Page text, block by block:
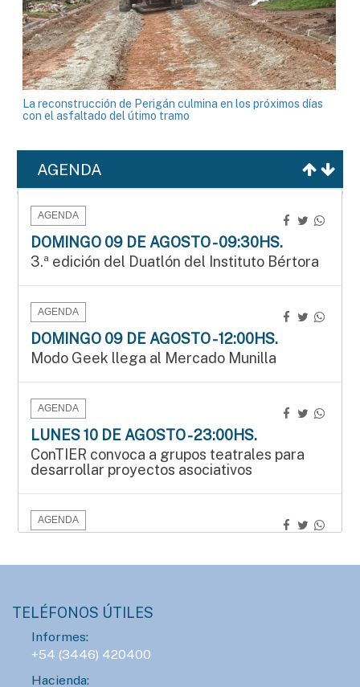
La reconstrucción de Perigán culmina en los próximos días
con el asfaltado del útimo tramo
AGENDA
AGENDA
DOMINGO 09 DE AGOSTO - 09:30HS.
3.ª edición del Duatlón del Instituto Bértora
AGENDA
DOMINGO 09 DE AGOSTO - 12:00HS.
Modo Geek llega al Mercado Munilla
AGENDA
LUNES 10 DE AGOSTO - 23:00HS.
ConTIER convoca a grupos teatrales para
desarrollar proyectos asociativos
AGENDA
Manos que crean en el Mercado Munilla
AGENDA
SÁBADO 15 DE AGOSTO - 16:00HS.
Gran Prix Chipote 2026 de ajedrez blitz
TELÉFONOS ÚTILES
Informes:
+54 (3446) 420400
Hacienda: